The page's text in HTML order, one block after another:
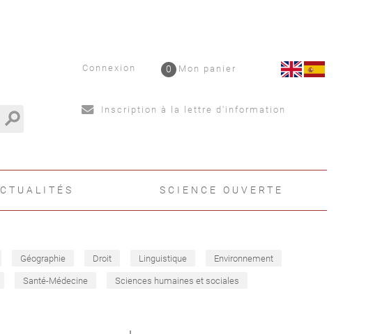
search
Connexion Mon panier
0
Inscription à la lettre d'information
SCIENCE OUVERTE
Géographie Droit Linguistique Environnement
Santé-Médecine Sciences humaines et sociales